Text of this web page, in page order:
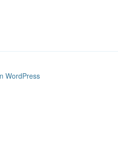
WordPress